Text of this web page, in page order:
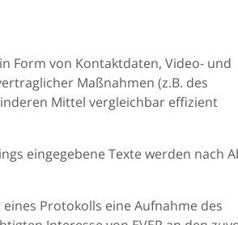
Form von Kontaktdaten, Video- und
Maßnahmen (z.B. des
Mittel vergleichbar effizient
eingegebene Texte werden nach
Protokolls eine Aufnahme des